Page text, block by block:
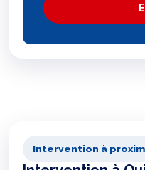
Intervention à